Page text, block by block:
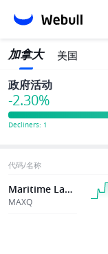
加拿大 美国
政府活动
-2.30%
代码/名称
Maritime Launch
MAXQ